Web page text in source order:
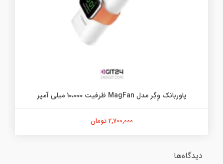
پاوربانک وِگِر مدل MagFan ظرفیت 10،000 میلی آمپر
2,700,000 تومان
دیدگاه‌ها